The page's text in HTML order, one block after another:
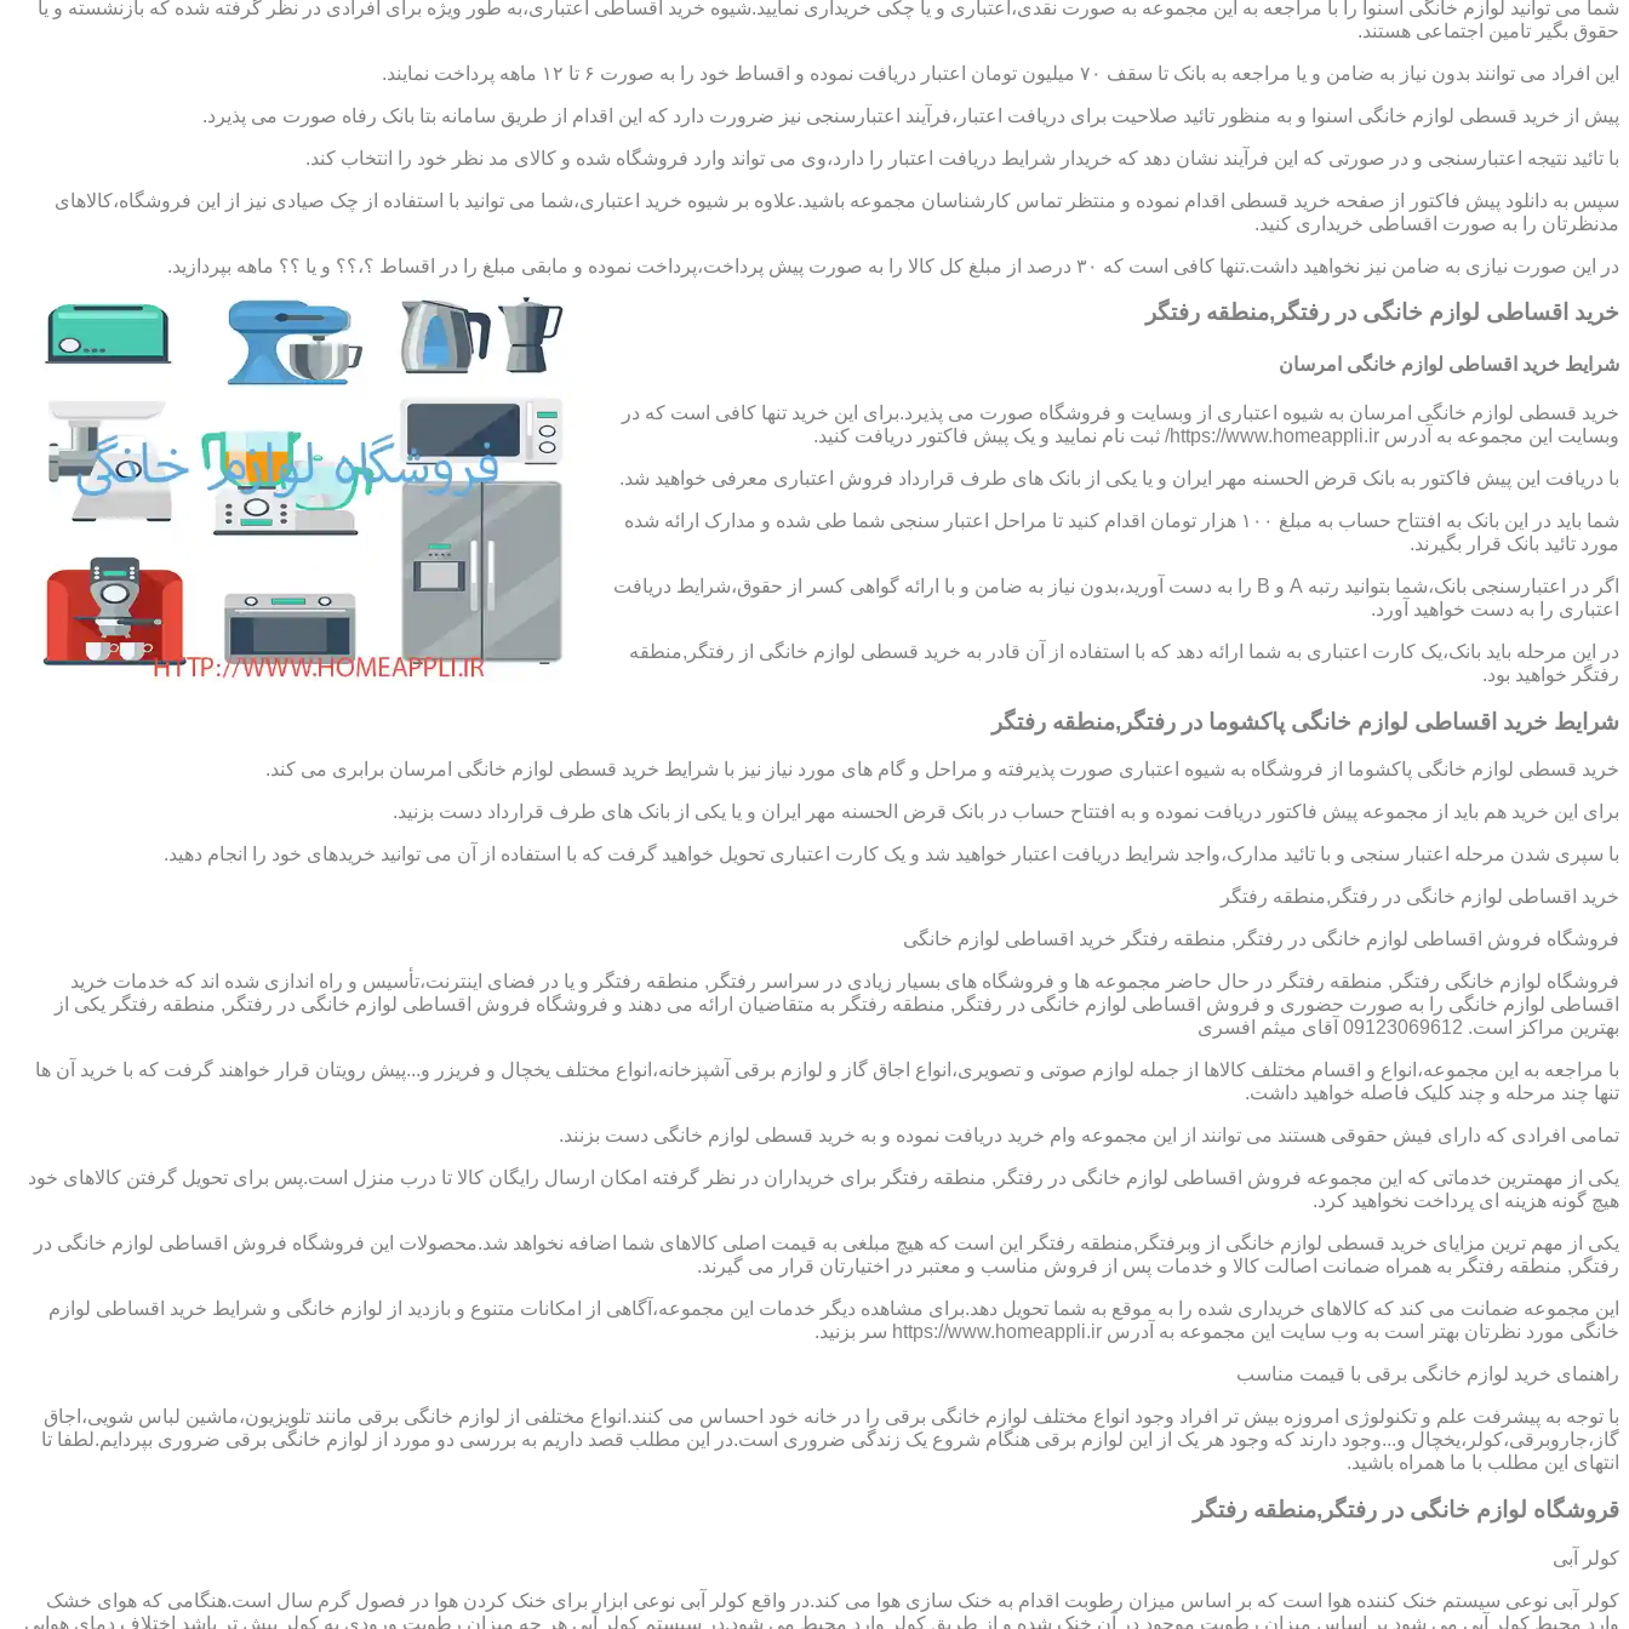
شما می توانید لوازم خانگی اسنوا را با مراجعه به این مجموعه به صورت نقدی،اعتباری و یا چکی خریداری نمایید.شیوه خرید اقساطی اعتباری،به طور ویژه برای افرادی در نظر گرفته شده که بازنشسته و یا
حقوق بگیر تامین اجتماعی هستند.
این افراد می توانند بدون نیاز به ضامن و یا مراجعه به بانک تا سقف ۷۰ میلیون تومان اعتبار دریافت نموده و اقساط خود را به صورت ۶ تا ۱۲ ماهه پرداخت نمایند.
پیش از خرید قسطی لوازم خانگی اسنوا و به منظور تائید صلاحیت برای دریافت اعتبار،فرآیند اعتبارسنجی نیز ضرورت دارد که این اقدام از طریق سامانه بتا بانک رفاه صورت می پذیرد.
با تائید نتیجه اعتبارسنجی و در صورتی که این فرآیند نشان دهد که خریدار شرایط دریافت اعتبار را دارد،وی می تواند وارد فروشگاه شده و کالای مد نظر خود را انتخاب کند.
سپس به دانلود پیش فاکتور از صفحه خرید قسطی اقدام نموده و منتظر تماس کارشناسان مجموعه باشید.علاوه بر شیوه خرید اعتباری،شما می توانید با استفاده از چک صیادی نیز از این فروشگاه،کالاهای
مدنظرتان را به صورت اقساطی خریداری کنید.
در این صورت نیازی به ضامن نیز نخواهید داشت.تنها کافی است که ۳۰ درصد از مبلغ کل کالا را به صورت پیش پرداخت،پرداخت نموده و مابقی مبلغ را در اقساط ؟،؟؟ و یا ؟؟ ماهه بپردازید.
خرید اقساطی لوازم خانگی در رفتگر,منطقه رفتگر
شرایط خرید اقساطی لوازم خانگی امرسان
خرید قسطی لوازم خانگی امرسان به شیوه اعتباری از وبسایت و فروشگاه صورت می پذیرد.برای این خرید تنها کافی است که در
وبسایت این مجموعه به آدرس https://www.homeappli.ir/ ثبت نام نمایید و یک پیش فاکتور دریافت کنید.
با دریافت این پیش فاکتور به بانک قرض الحسنه مهر ایران و یا یکی از بانک های طرف قرارداد فروش اعتباری معرفی خواهید شد.
شما باید در این بانک به افتتاح حساب به مبلغ ۱۰۰ هزار تومان اقدام کنید تا مراحل اعتبار سنجی شما طی شده و مدارک ارائه شده
مورد تائید بانک قرار بگیرند.
اگر در اعتبارسنجی بانک،شما بتوانید رتبه A و B را به دست آورید،بدون نیاز به ضامن و با ارائه گواهی کسر از حقوق،شرایط دریافت
اعتباری را به دست خواهید آورد.
در این مرحله باید بانک،یک کارت اعتباری به شما ارائه دهد که با استفاده از آن قادر به خرید قسطی لوازم خانگی از رفتگر,منطقه
رفتگر خواهید بود.
شرایط خرید اقساطی لوازم خانگی پاکشوما در رفتگر,منطقه رفتگر
خرید قسطی لوازم خانگی پاکشوما از فروشگاه به شیوه اعتباری صورت پذیرفته و مراحل و گام های مورد نیاز نیز با شرایط خرید قسطی لوازم خانگی امرسان برابری می کند.
برای این خرید هم باید از مجموعه پیش فاکتور دریافت نموده و به افتتاح حساب در بانک قرض الحسنه مهر ایران و یا یکی از بانک های طرف قرارداد دست بزنید.
با سپری شدن مرحله اعتبار سنجی و با تائید مدارک،واجد شرایط دریافت اعتبار خواهید شد و یک کارت اعتباری تحویل خواهید گرفت که با استفاده از آن می توانید خریدهای خود را انجام دهید.
خرید اقساطی لوازم خانگی در رفتگر,منطقه رفتگر
فروشگاه فروش اقساطی لوازم خانگی در رفتگر, منطقه رفتگر خرید اقساطی لوازم خانگی
فروشگاه لوازم خانگی رفتگر, منطقه رفتگر در حال حاضر مجموعه ها و فروشگاه های بسیار زیادی در سراسر رفتگر, منطقه رفتگر و یا در فضای اینترنت،تأسیس و راه اندازی شده اند که خدمات خرید
اقساطی لوازم خانگی را به صورت حضوری و فروش اقساطی لوازم خانگی در رفتگر, منطقه رفتگر به متقاضیان ارائه می دهند و فروشگاه فروش اقساطی لوازم خانگی در رفتگر, منطقه رفتگر یکی از
بهترین مراکز است. 09123069612 آقای میثم افسری
با مراجعه به این مجموعه،انواع و اقسام مختلف کالاها از جمله لوازم صوتی و تصویری،انواع اجاق گاز و لوازم برقی آشپزخانه،انواع مختلف یخچال و فریزر و...پیش رویتان قرار خواهند گرفت که با خرید آن ها
تنها چند مرحله و چند کلیک فاصله خواهید داشت.
تمامی افرادی که دارای فیش حقوقی هستند می توانند از این مجموعه وام خرید دریافت نموده و به خرید قسطی لوازم خانگی دست بزنند.
یکی از مهمترین خدماتی که این مجموعه فروش اقساطی لوازم خانگی در رفتگر, منطقه رفتگر برای خریداران در نظر گرفته امکان ارسال رایگان کالا تا درب منزل است.پس برای تحویل گرفتن کالاهای خود
هیچ گونه هزینه ای پرداخت نخواهید کرد.
یکی از مهم ترین مزایای خرید قسطی لوازم خانگی از وبرفتگر,منطقه رفتگر این است که هیچ مبلغی به قیمت اصلی کالاهای شما اضافه نخواهد شد.محصولات این فروشگاه فروش اقساطی لوازم خانگی در
رفتگر, منطقه رفتگر به همراه ضمانت اصالت کالا و خدمات پس از فروش مناسب و معتبر در اختیارتان قرار می گیرند.
این مجموعه ضمانت می کند که کالاهای خریداری شده را به موقع به شما تحویل دهد.برای مشاهده دیگر خدمات این مجموعه،آگاهی از امکانات متنوع و بازدید از لوازم خانگی و شرایط خرید اقساطی لوازم
خانگی مورد نظرتان بهتر است به وب سایت این مجموعه به آدرس https://www.homeappli.ir سر بزنید.
راهنمای خرید لوازم خانگی برقی با قیمت مناسب
با توجه به پیشرفت علم و تکنولوژی امروزه بیش تر افراد وجود انواع مختلف لوازم خانگی برقی را در خانه خود احساس می کنند.انواع مختلفی از لوازم خانگی برقی مانند تلویزیون،ماشین لباس شویی،اجاق
گاز،جاروبرقی،کولر،یخچال و...وجود دارند که وجود هر یک از این لوازم برقی هنگام شروع یک زندگی ضروری است.در این مطلب قصد داریم به بررسی دو مورد از لوازم خانگی برقی ضروری بپردایم.لطفا تا
انتهای این مطلب با ما همراه باشید.
قروشگاه لوازم خانگی در رفتگر,منطقه رفتگر
کولر آبی
کولر آبی نوعی سیستم خنک کننده هوا است که بر اساس میزان رطوبت اقدام به خنک سازی هوا می کند.در واقع کولر آبی نوعی ابزار برای خنک کردن هوا در فصول گرم سال است.هنگامی که هوای خشک
وارد محیط کولر آبی می شود بر اساس میزان رطوبت موجود در آن خنک شده و از طریق کولر وارد محیط می شود.در سیستم کولر آبی هر چه میزان رطوبت ورودی به کولر بیش تر باشد اختلاف دمای هوایی